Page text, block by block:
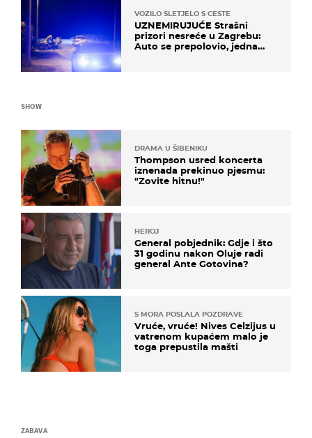
VOZILO SLETJELO S CESTE
UZNEMIRUJUĆE Strašni
prizori nesreće u Zagrebu:
Auto se prepolovio, jedna
SHOW
DRAMA U ŠIBENIKU
Thompson usred koncerta
iznenada prekinuo pjesmu:
"Zovite hitnu!"
HEROJ
General pobjednik: Gdje i što
31 godinu nakon Oluje radi
general Ante Gotovina?
S MORA POSLALA POZDRAVE
Vruće, vruće! Nives Celzijus u
vatrenom kupaćem malo je
toga prepustila mašti
ZABAVA